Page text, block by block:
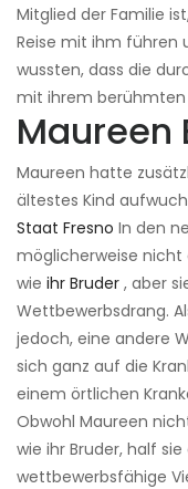
Mitglied der Familie
Reise mit ihm führen
wussten, dass die
mit ihrem berühmten
Maureen
Maureen hatte
ältestes Kind
Staat Fresno In den
möglicherweise
wie ihr Bruder , aber
Wettbewerbsdrang.
jedoch, eine andere
sich ganz auf die
einem örtlichen
Obwohl Maureen
wie ihr Bruder, half
wettbewerbsfähige